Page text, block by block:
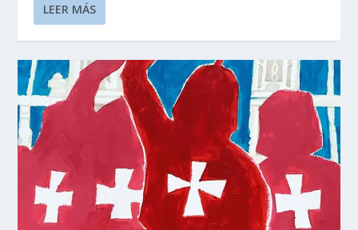
LEER MÁS